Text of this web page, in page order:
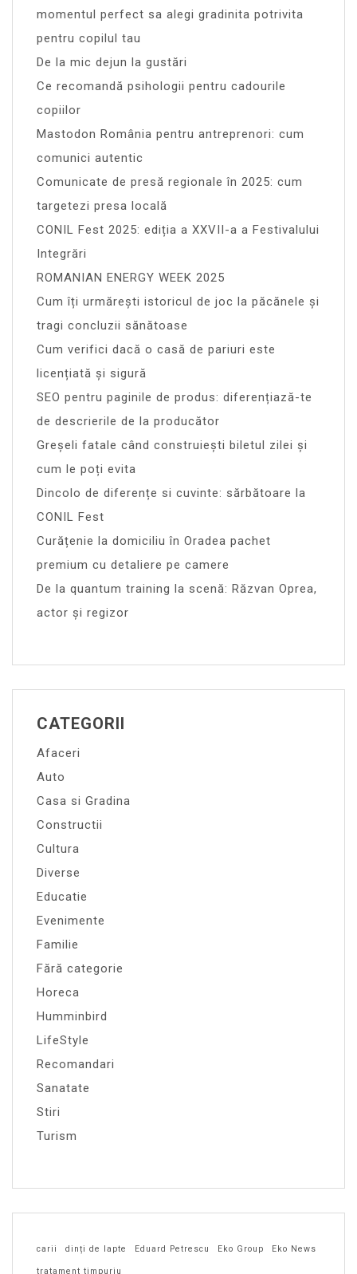
momentul perfect sa alegi gradinita potrivita
pentru copilul tau
De la mic dejun la gustări
Ce recomandă psihologii pentru cadourile
copiilor
Mastodon România pentru antreprenori: cum
comunici autentic
Comunicate de presă regionale în 2025: cum
targetezi presa locală
CONIL Fest 2025: ediția a XXVII-a a Festivalului
Integrări
ROMANIAN ENERGY WEEK 2025
Cum îți urmărești istoricul de joc la păcănele și
tragi concluzii sănătoase
Cum verifici dacă o casă de pariuri este
licențiată și sigură
SEO pentru paginile de produs: diferențiază-te
de descrierile de la producător
Greșeli fatale când construiești biletul zilei și
cum le poți evita
Dincolo de diferențe si cuvinte: sărbătoare la
CONIL Fest
Curățenie la domiciliu în Oradea pachet
premium cu detaliere pe camere
De la quantum training la scenă: Răzvan Oprea,
actor și regizor
CATEGORII
Afaceri
Auto
Casa si Gradina
Constructii
Cultura
Diverse
Educatie
Evenimente
Familie
Fără categorie
Horeca
Humminbird
LifeStyle
Recomandari
Sanatate
Stiri
Turism
carii dinți de lapte Eduard Petrescu Eko Group Eko News
tratament timpuriu